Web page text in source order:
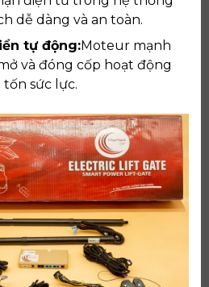
dễ dàng và an toàn.
tự động:Moteur mạnh
và đóng cốp hoạt động
sức lực.